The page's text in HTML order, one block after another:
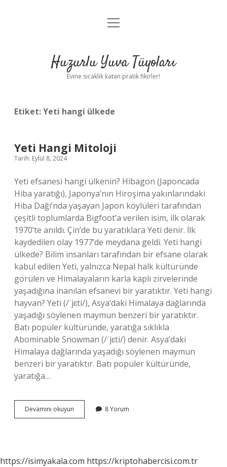
Anasayfa
Yasal Uyarı
menüyü
Huzurlu Yuva Tüyoları
Evine sıcaklık katan pratik fikirler!
Etiket:Yeti hangi ülkede
Yeti Hangi Mitoloji
Tarih: Eylül 8, 2024
Yeti efsanesi hangi ülkenin? Hibagon (Japoncada
Hiba yaratığı), Japonya’nın Hiroşima yakınlarındaki
Hiba Dağı’nda yaşayan Japon köylüleri tarafından
çeşitli toplumlarda Bigfoot’a verilen isim, ilk olarak
1970’te anıldı. Çin’de bu yaratıklara Yeti denir. İlk
kaydedilen olay 1977’de meydana geldi. Yeti hangi
ülkede? Bilim insanları tarafından bir efsane olarak
kabul edilen Yeti, yalnızca Nepal halk kültüründe
görülen ve Himalayaların karla kaplı zirvelerinde
yaşadığına inanılan efsanevi bir yaratıktır. Yeti hangi
hayvan? Yeti (/ˈjɛti/), Asya’daki Himalaya dağlarında
yaşadığı söylenen maymun benzeri bir yaratıktır.
Batı popüler kültüründe, yaratığa sıklıkla
Abominable Snowman (/ˈjɛti/) denir. Asya’daki
Himalaya dağlarında yaşadığı söylenen maymun
benzeri bir yaratıktır. Batı popüler kültüründe,
yaratığa…
Devamını okuyun
Hangi
8 Yorum
https://isimyakala.com https://kriptohabercisi.com.tr